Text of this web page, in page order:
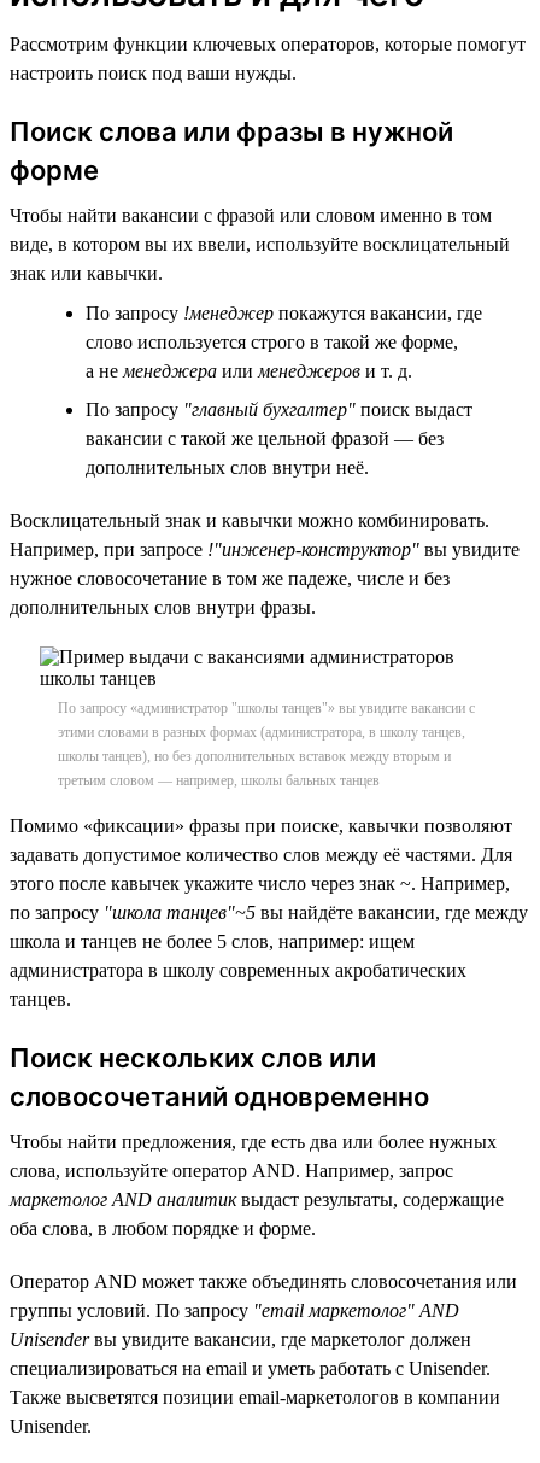
Рассмотрим функции ключевых операторов, которые помогут
настроить поиск под ваши нужды.
Поиск слова или фразы в нужной
форме
Чтобы найти вакансии с фразой или словом именно в том
виде, в котором вы их ввели, используйте восклицательный
знак или кавычки.
По запросу !менеджер покажутся вакансии, где
слово используется строго в такой же форме,
а не менеджера или менеджеров и т. д.
По запросу "главный бухгалтер" поиск выдаст
вакансии с такой же цельной фразой — без
дополнительных слов внутри неё.
Восклицательный знак и кавычки можно комбинировать.
Например, при запросе !"инженер-конструктор" вы увидите
нужное словосочетание в том же падеже, числе и без
дополнительных слов внутри фразы.
По запросу «администратор "школы танцев"» вы увидите вакансии с
этими словами в разных формах (администратора, в школу танцев,
школы танцев), но без дополнительных вставок между вторым и
третьим словом — например, школы бальных танцев
Помимо «фиксации» фразы при поиске, кавычки позволяют
задавать допустимое количество слов между её частями. Для
этого после кавычек укажите число через знак ~. Например,
по запросу "школа танцев"~5 вы найдёте вакансии, где между
школа и танцев не более 5 слов, например: ищем
администратора в школу современных акробатических
танцев.
Поиск нескольких слов или
словосочетаний одновременно
Чтобы найти предложения, где есть два или более нужных
слова, используйте оператор AND. Например, запрос
маркетолог AND аналитиквыдаст результаты, содержащие
оба слова, в любом порядке и форме.
Оператор AND может также объединять словосочетания или
группы условий. По запросу "email маркетолог" AND
Unisenderвы увидите вакансии, где маркетолог должен
специализироваться на email и уметь работать с Unisender.
Также высветятся позиции email-маркетологов в компании
Unisender.